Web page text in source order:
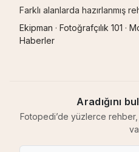
Farklı alanlarda hazırlanmış
Ekipman · Fotoğrafçılık 101 ·
Haberler
Aradığını
Fotopedi’de yüzlerce rehber,